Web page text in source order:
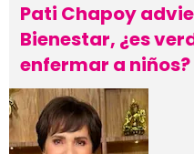
Pati Chapoy
Bienestar, ¿es
enfermar a niños?